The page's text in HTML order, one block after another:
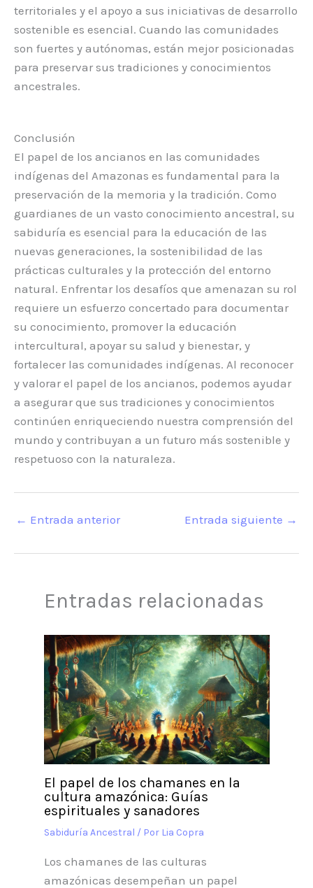
territoriales y el apoyo a sus iniciativas de desarrollo
sostenible es esencial. Cuando las comunidades
son fuertes y autónomas, están mejor posicionadas
para preservar sus tradiciones y conocimientos
ancestrales.
Conclusión
El papel de los ancianos en las comunidades
indígenas del Amazonas es fundamental para la
preservación de la memoria y la tradición. Como
guardianes de un vasto conocimiento ancestral, su
sabiduría es esencial para la educación de las
nuevas generaciones, la sostenibilidad de las
prácticas culturales y la protección del entorno
natural. Enfrentar los desafíos que amenazan su rol
requiere un esfuerzo concertado para documentar
su conocimiento, promover la educación
intercultural, apoyar su salud y bienestar, y
fortalecer las comunidades indígenas. Al reconocer
y valorar el papel de los ancianos, podemos ayudar
a asegurar que sus tradiciones y conocimientos
continúen enriqueciendo nuestra comprensión del
mundo y contribuyan a un futuro más sostenible y
respetuoso con la naturaleza.
← Entrada anterior Entrada siguiente →
Entradas relacionadas
El papel de los chamanes en la
cultura amazónica: Guías
espirituales y sanadores
Sabiduría Ancestral / Por Lia Copra
Los chamanes de las culturas
amazónicas desempeñan un papel